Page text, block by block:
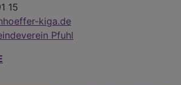
15
kiga.de
Pfuhl